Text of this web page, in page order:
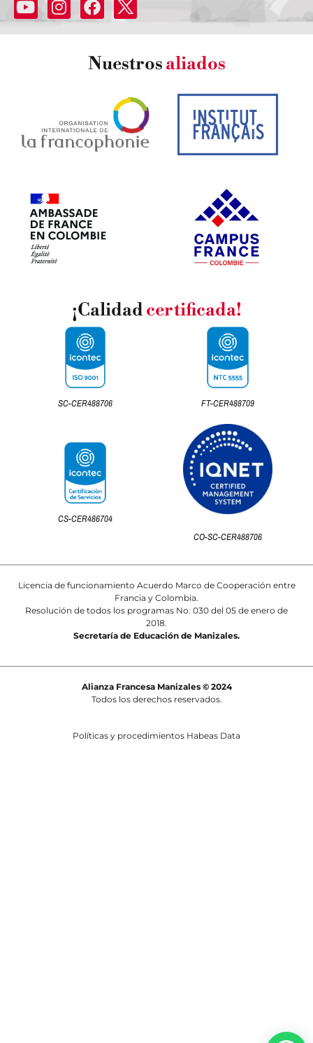
Nuestrosaliados
¡Calidadcertificada!
SC-CER488706 FT-CER488709
CS-CER486704
CO-SC-CER488706
Licencia de funcionamiento Acuerdo Marco de Cooperación entre
Francia y Colombia.
Resolución de todos los programas No. 030 del 05 de enero de
2018.
Secretaría de Educación de Manizales.
Alianza Francesa Manizales © 2024
Todos los derechos reservados.
Políticas y procedimientos Habeas Data